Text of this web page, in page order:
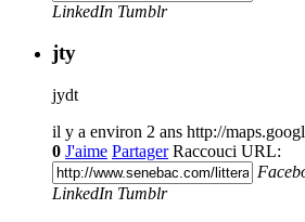
LinkedIn Tumblr
jty
jydt
il y a environ 2 ans http://
0 J'aime Partager Raccouci URL:
LinkedIn Tumblr